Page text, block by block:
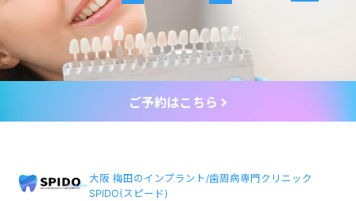
ご予約はこちら
大阪 梅田のインプラント/歯周病専門クリニック
SPIDO(スピード)